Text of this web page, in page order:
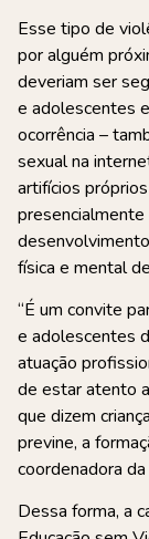
Esse tipo de
por alguém
deveriam ser
e adolescentes
ocorrência –
sexual na
artifícios
física e mental
“É um convite
e adolescentes
atuação
de estar atento
que dizem
previne, a
coordenadora
Dessa forma, a